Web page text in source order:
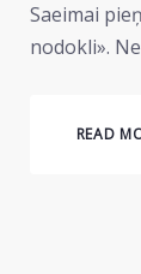
Saeimai
nodokli».
READ